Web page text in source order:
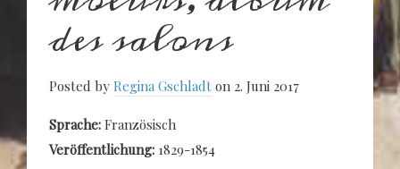
des salons
Posted by Regina Gschladt on 2. Juni 2017
Sprache: Französisch
Veröffentlichung: 1829-1854